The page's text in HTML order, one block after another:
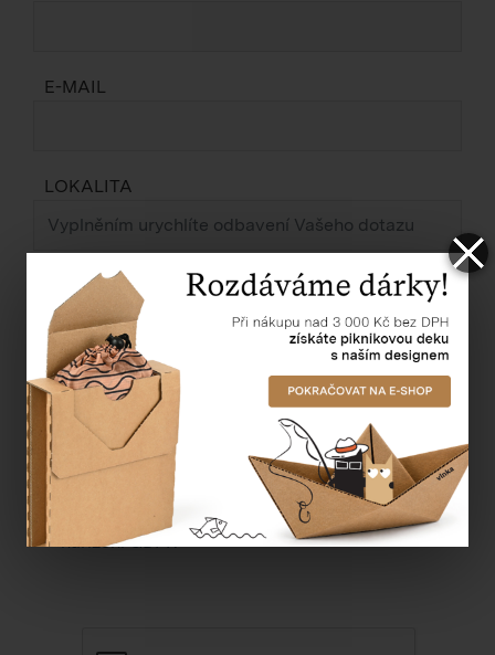
E-MAIL
LOKALITA
ZPRÁVA *
Souhlasím se zpracováním osobních údajů dle
nařízení GDPR